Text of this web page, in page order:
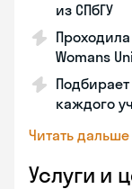
из СПбГУ
Womans
каждого
Читать дальше
Услуги и